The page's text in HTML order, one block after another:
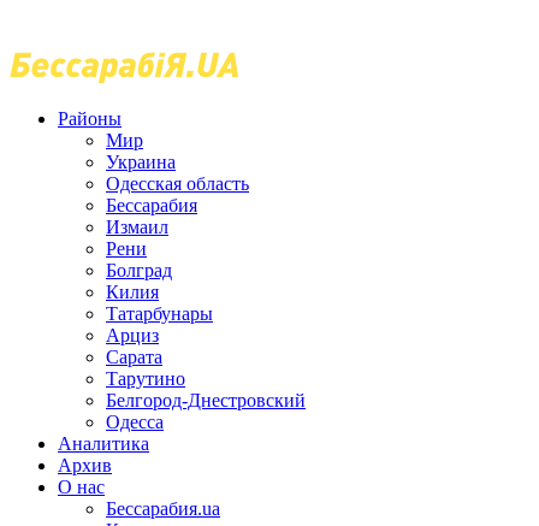
Районы
Мир
Украина
Одесская область
Бессарабия
Измаил
Рени
Болград
Килия
Татарбунары
Арциз
Сарата
Тарутино
Белгород-Днестровский
Одесса
Аналитика
Архив
О нас
Бессарабия.ua